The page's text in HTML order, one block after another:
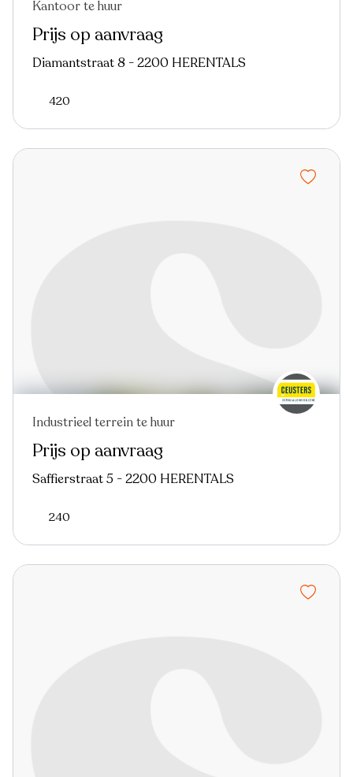
Kantoor te huur
Prijs op aanvraag
Diamantstraat 8 - 2200 HERENTALS
420
Industrieel terrein te huur
Prijs op aanvraag
Saffierstraat 5 - 2200 HERENTALS
240